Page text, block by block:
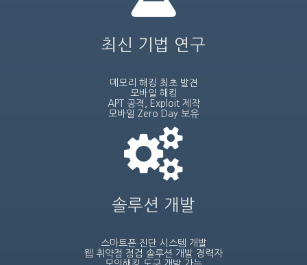
최신 기법 연구
메모리 해킹 최초 발견
모바일 해킹
APT 공격, Exploit 제작
모바일 Zero Day 보유
솔루션 개발
스마트폰 진단 시스템 개발
웹 취약점 점검 솔루션 개발 경력자